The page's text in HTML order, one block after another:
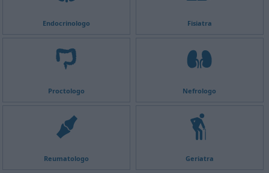
Endocrinologo Fisiatra
Proctologo Nefrologo
Reumatologo Geriatra